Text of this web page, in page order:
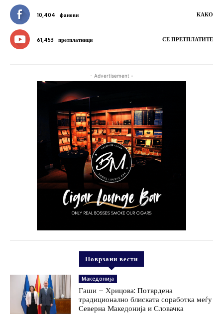
10,404 фанови КАКО
61,453 претплатници СЕ ПРЕТПЛАТИТЕ
- Advertisement -
Поврзани вести
Македонија
Гаши – Хрицова: Потврдена
традиционално блиската соработка меѓу
Северна Македонија и Словачка